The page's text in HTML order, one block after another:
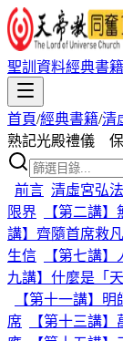
聖訓資料經典書籍
首頁/經典書籍/清
熟記光殿禮儀
前言 清虛宮弘
限界
【第二講
講】齊隨首席救
生信
【第七講
九講】什麼是「天
【第十一講】
席
【第十三講